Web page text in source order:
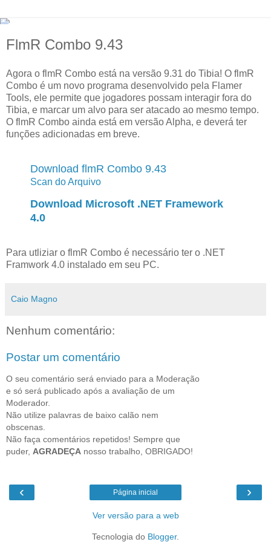
FlmR Combo 9.43
Agora o flmR Combo está na versão 9.31 do Tibia! O flmR
Combo é um novo programa desenvolvido pela Flamer
Tools, ele permite que jogadores possam interagir fora do
Tibia, e marcar um alvo para ser atacado ao mesmo tempo.
O flmR Combo ainda está em versão Alpha, e deverá ter
funções adicionadas em breve.
Download flmR Combo 9.43
Scan do Arquivo
Download Microsoft .NET Framework
4.0
Para utliziar o flmR Combo é necessário ter o .NET
Framwork 4.0 instalado em seu PC.
Caio Magno
Nenhum comentário:
Postar um comentário
O seu comentário será enviado para a Moderação
e só será publicado após a avaliação de um
Moderador.
Não utilize palavras de baixo calão nem
obscenas.
Não faça comentários repetidos! Sempre que
puder, AGRADEÇA nosso trabalho, OBRIGADO!
‹ ›
Página inicial
Ver versão para a web
Tecnologia do Blogger.